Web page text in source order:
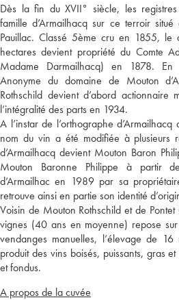
Dès la fin du XVII° siècle, les
famille d’Armailhacq sur ce terroir
Pauillac. Classé 5ème cru en 1855,
hectares devient propriété du Comte
Madame Darmailhacq) en 1878.
Anonyme du domaine de Mouton
Rothschild devient d’abord actionnaire
l’intégralité des parts en 1934.
A l’instar de l’orthographe
nom du vin a été modifiée à plusieurs
d’Armailhacq devient Mouton Baron
Mouton Baronne Philippe à partir
d’Armailhac en 1989 par sa
retrouve ainsi en partie son identité
Voisin de Mouton Rothschild et de
vignes (40 ans en moyenne) repose
vendanges manuelles, l’élevage de
produit des vins boisés, puissants, gras
et fondus.
A propos de la cuvée